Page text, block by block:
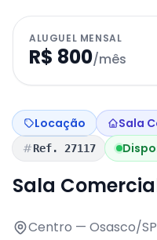
ALUGUEL MENSAL
R$ 800/mês
Locação Sala
Ref. 27117
Sala
Centro — Osasco/SP